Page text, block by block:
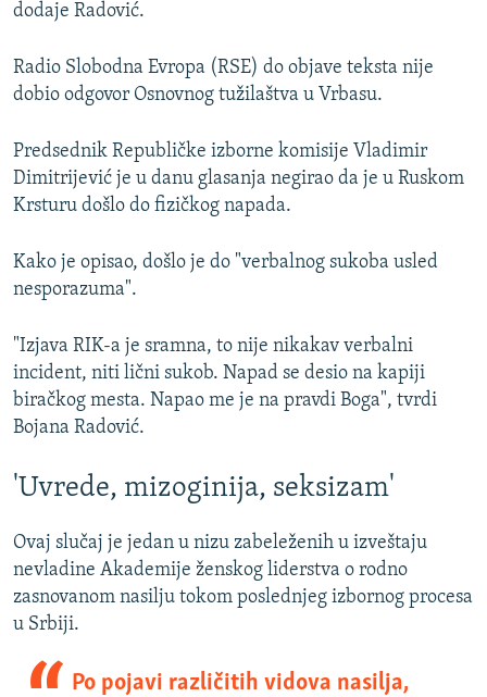
dodaje Radović.
Radio Slobodna Evropa (RSE) do objave teksta nije
dobio odgovor Osnovnog tužilaštva u Vrbasu.
Predsednik Republičke izborne komisije Vladimir
Dimitrijević je u danu glasanja negirao da je u Ruskom
Krsturu došlo do fizičkog napada.
Kako je opisao, došlo je do "verbalnog sukoba usled
nesporazuma".
"Izjava RIK-a je sramna, to nije nikakav verbalni
incident, niti lični sukob. Napad se desio na kapiji
biračkog mesta. Napao me je na pravdi Boga", tvrdi
Bojana Radović.
'Uvrede, mizoginija, seksizam'
Ovaj slučaj je jedan u nizu zabeleženih u izveštaju
nevladine Akademije ženskog liderstva o rodno
zasnovanom nasilju tokom poslednjeg izbornog procesa
u Srbiji.
Po pojavi različitih vidova nasilja,